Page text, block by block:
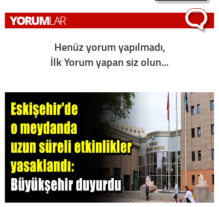
Henüz yorum yapılmadı,
İlk Yorum yapan siz olun...